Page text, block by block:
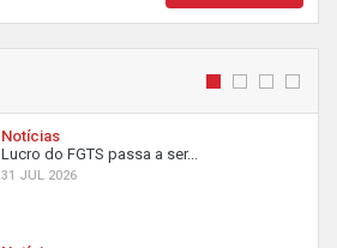
Notícias
Lucro do FGTS passa a ser...
31 JUL 2026